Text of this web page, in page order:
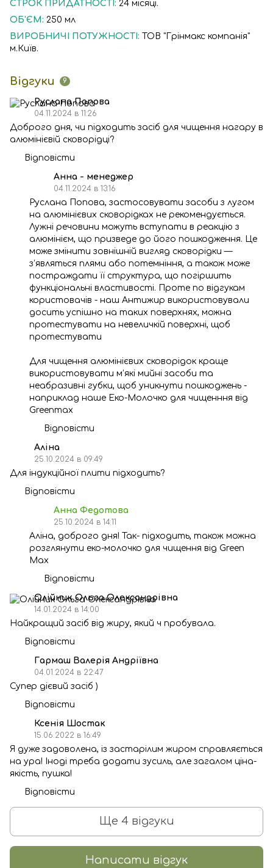
СТРОК ПРИДАТНОСТІ: 24 місяці.
ОБ'ЄМ: 250 мл
ВИРОБНИЧІ ПОТУЖНОСТІ: ТОВ "Грінмакс компанія"
м.Київ.
Відгуки 9
Руслана Попова
04.11.2024 в 11:26
Доброго дня, чи підходить засіб для чищення нагару в
алюмінієвій сковорідці?
Відповісти
Анна - менеджер
04.11.2024 в 13:16
Руслана Попова, застосовувати засоби з лугом
на алюмінієвих сковорідках не рекомендується.
Лужні речовини можуть вступати в реакцію з
алюмінієм, що призведе до його пошкодження. Це
може змінити зовнішній вигляд сковорідки —
з’являться плями або потемніння, а також може
постраждати її структура, що погіршить
функціональні властивості. Проте по відгукам
користовачів - наш Антижир використовували
досить успішно на таких поверхнях, можна
протестувати на невеличкій поверхні, щоб
протестувати
Для чищення алюмінієвих сковорідок краще
використовувати м’які мийні засоби та
неабразивні губки, щоб уникнути пошкоджень -
наприклад наше Еко-Молочко для чищенння від
Greenmax
Відповісти
Аліна
25.10.2024 в 09:49
Для індукційної плити підходить?
Відповісти
Анна Федотова
25.10.2024 в 14:11
Аліна, доброго дня! Так- підходить, також можна
розглянути еко-молочко для чищення від Green
Max
Відповісти
Олійник Ольга Олександрівна
14.01.2024 в 14:00
Найкращий засіб від жиру, який ч пробувала.
Відповісти
Гармаш Валерія Андріївна
04.01.2024 в 22:47
Супер дієвий засіб )
Відповісти
Ксенія Шостак
15.06.2022 в 16:49
Я дуже задоволена, із застарілим жиром справляється
на ура! Іноді треба додати зусиль, але загалом ціна-
якість, пушка!
Відповісти
Ще 4 відгуки
Написати відгук